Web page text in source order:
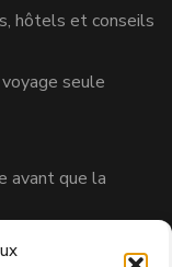
hôtels et conseils
seule
avant que la